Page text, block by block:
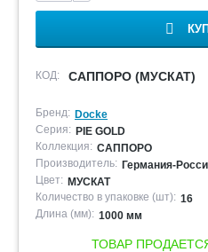
КОД: САППОРО (МУСКАТ)
Бренд: Docke
Серия: PIE GOLD
Коллекция: САППОРО
Производитель: Германия-
Цвет: МУСКАТ
Количество в упаковке (шт): 16
Длина (мм): 1000 мм
ТОВАР